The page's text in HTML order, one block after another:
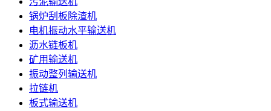
锅炉刮板除渣机
电机振动水平输送机
沥水链板机
矿用输送机
振动整列输送机
拉链机
板式输送机